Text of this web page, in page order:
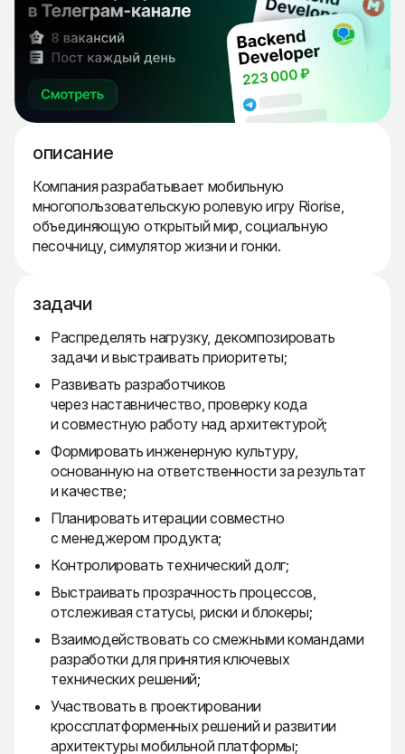
описание
Компания разрабатывает мобильную
многопользовательскую ролевую игру Riorise,
объединяющую открытый мир, социальную
песочницу, симулятор жизни и гонки.
задачи
Распределять нагрузку, декомпозировать
задачи и выстраивать приоритеты;
Развивать разработчиков
через наставничество, проверку кода
и совместную работу над архитектурой;
Формировать инженерную культуру,
основанную на ответственности за результат
и качестве;
Планировать итерации совместно
с менеджером продукта;
Контролировать технический долг;
Выстраивать прозрачность процессов,
отслеживая статусы, риски и блокеры;
Взаимодействовать со смежными командами
разработки для принятия ключевых
технических решений;
Участвовать в проектировании
кроссплатформенных решений и развитии
архитектуры мобильной платформы;